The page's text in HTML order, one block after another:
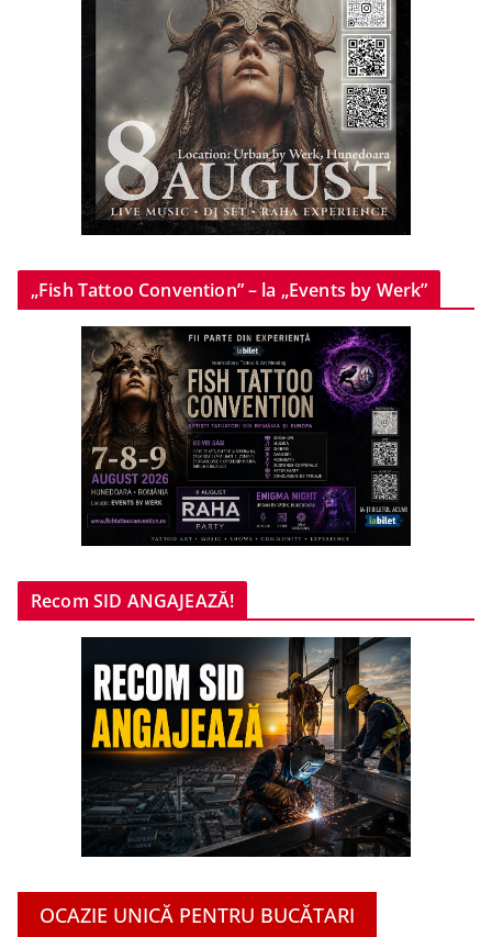
„Fish Tattoo Convention” – la „Events by Werk”
Recom SID ANGAJEAZĂ!
OCAZIE UNICĂ PENTRU BUCĂTARI